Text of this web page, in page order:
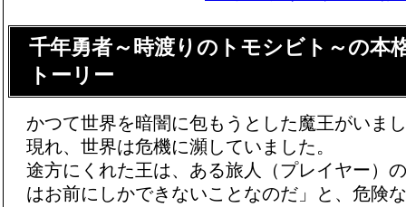
千年勇者～時渡りのトモシビト～の本
トーリー
かつて世界を暗闇に包もうとした魔王がいま
現れ、世界は危機に瀕していました。
途方にくれた王は、ある旅人（プレイヤー）
はお前にしかできないことなのだ」と、危険